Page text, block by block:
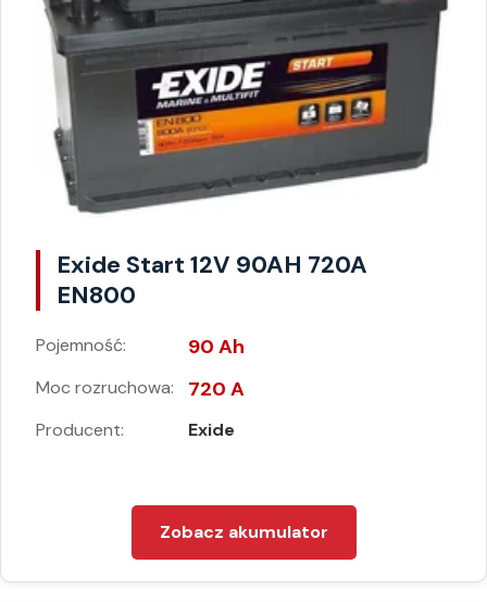
Exide Start 12V 90AH 720A
EN800
Pojemność: 90 Ah
Moc rozruchowa: 720 A
Producent: Exide
Zobacz akumulator